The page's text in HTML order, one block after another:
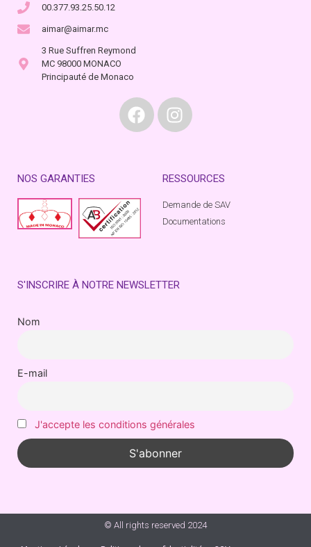
00.377.93.25.50.12
aimar@aimar.mc
3 Rue Suffren Reymond
MC 98000 MONACO
Principauté de Monaco
NOS GARANTIES RESSOURCES
Demande de SAV
Documentations
S'INSCRIRE À NOTRE NEWSLETTER
Nom
E-mail
J'accepte les conditions générales
© All rights reserved 2024